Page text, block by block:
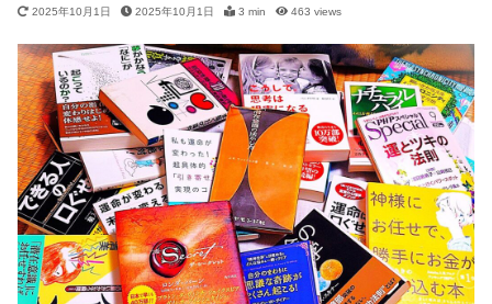
2025年10月1日 2025年10月1日 3 min 463 views